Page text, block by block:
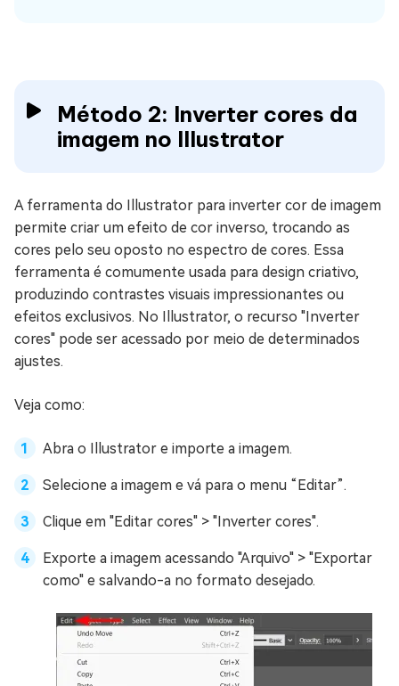
Método 2: Inverter cores da
imagem no Illustrator
A ferramenta do Illustrator para inverter cor de imagem
permite criar um efeito de cor inverso, trocando as
cores pelo seu oposto no espectro de cores. Essa
ferramenta é comumente usada para design criativo,
produzindo contrastes visuais impressionantes ou
efeitos exclusivos. No Illustrator, o recurso "Inverter
cores" pode ser acessado por meio de determinados
ajustes.
Veja como:
Abra o Illustrator e importe a imagem.
Selecione a imagem e vá para o menu “Editar”.
Clique em "Editar cores" > "Inverter cores".
Exporte a imagem acessando "Arquivo" > "Exportar
como" e salvando-a no formato desejado.